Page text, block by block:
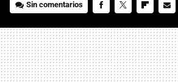
Sin comentarios
MAIL